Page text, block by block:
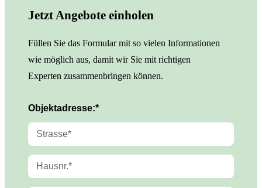
Jetzt Angebote einholen
Füllen Sie das Formular mit so vielen Informationen
wie möglich aus, damit wir Sie mit richtigen
Experten zusammenbringen können.
Objektadresse:*